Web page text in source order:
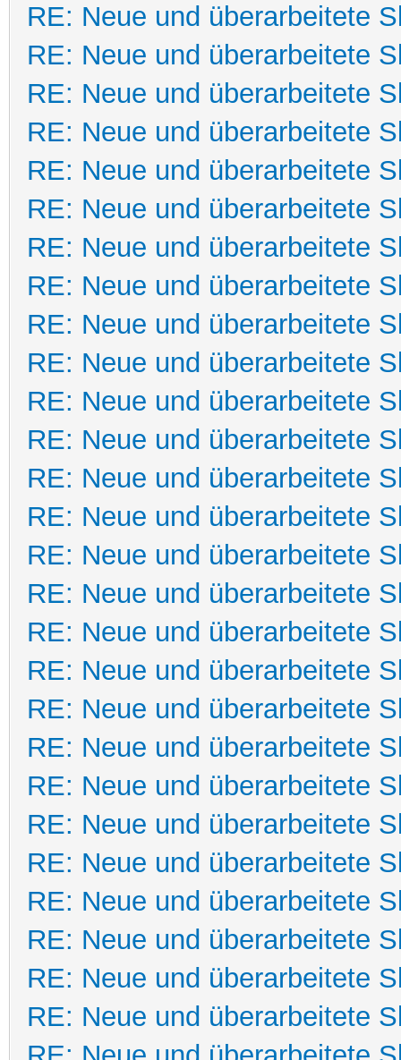
RE: Neue und überarbeitete
RE: Neue und überarbeitete
RE: Neue und überarbeitete
RE: Neue und überarbeitete
RE: Neue und überarbeitete
RE: Neue und überarbeitete
RE: Neue und überarbeitete
RE: Neue und überarbeitete
RE: Neue und überarbeitete
RE: Neue und überarbeitete
RE: Neue und überarbeitete
RE: Neue und überarbeitete
RE: Neue und überarbeitete
RE: Neue und überarbeitete
RE: Neue und überarbeitete
RE: Neue und überarbeitete
RE: Neue und überarbeitete
RE: Neue und überarbeitete
RE: Neue und überarbeitete
RE: Neue und überarbeitete
RE: Neue und überarbeitete
RE: Neue und überarbeitete
RE: Neue und überarbeitete
RE: Neue und überarbeitete
RE: Neue und überarbeitete
RE: Neue und überarbeitete
RE: Neue und überarbeitete